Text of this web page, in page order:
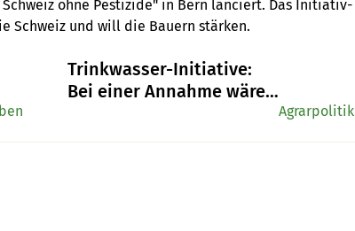
ohne Pestizide" in Bern lanciert. Das Initiativ-
Trinkwasser-Initiative:
Bei einer Annahme wäre
Agrarpolitik